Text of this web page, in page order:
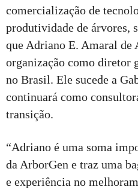
comercialização de
produtividade de árvores,
que Adriano E. Amaral de
organização como diretor
no Brasil. Ele sucede a
continuará como
transição.
“Adriano é uma soma
da ArborGen e traz uma
e experiência no